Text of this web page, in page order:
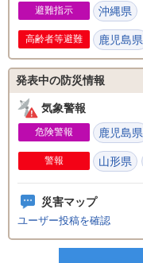
避難指示 沖縄県
高齢者等避難 鹿児島県
発表中の防災情報
気象警報
危険警報 鹿児島県
警報 山形県
災害マップ
ユーザー投稿を確認